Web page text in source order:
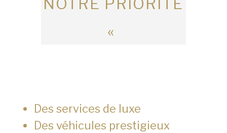
«
Des services de luxe
Des véhicules prestigieux